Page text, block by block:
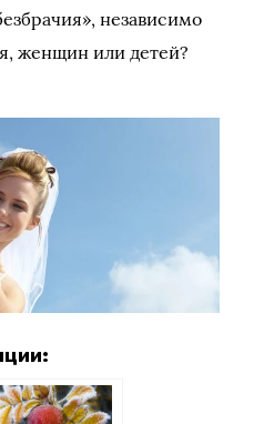
независимо
женщин или детей?